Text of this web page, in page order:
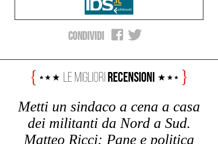
Condividi
Le Migliori Recensioni
Metti un sindaco a cena a casa
dei militanti da Nord a Sud.
Matteo Ricci: Pane e politica